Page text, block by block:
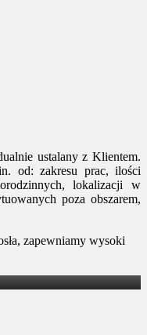
ustalany z Klientem.
od: zakresu prac, ilości
lokalizacji w
poza obszarem,
zapewniamy wysoki